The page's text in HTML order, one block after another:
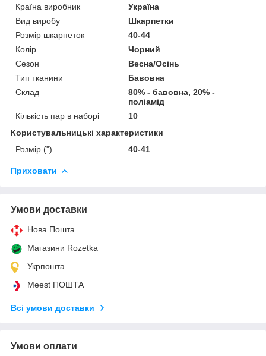
Країна виробник
Україна
Вид виробу
Шкарпетки
Розмір шкарпеток
40-44
Колір
Чорний
Сезон
Весна/Осінь
Тип тканини
Бавовна
Склад
80% - бавовна, 20% -
поліамід
Кількість пар в наборі
10
Користувальницькі характеристики
Розмір (")
40-41
Приховати
Умови доставки
Нова Пошта
Магазини Rozetka
Укрпошта
Meest ПОШТА
Всі умови доставки
Умови оплати